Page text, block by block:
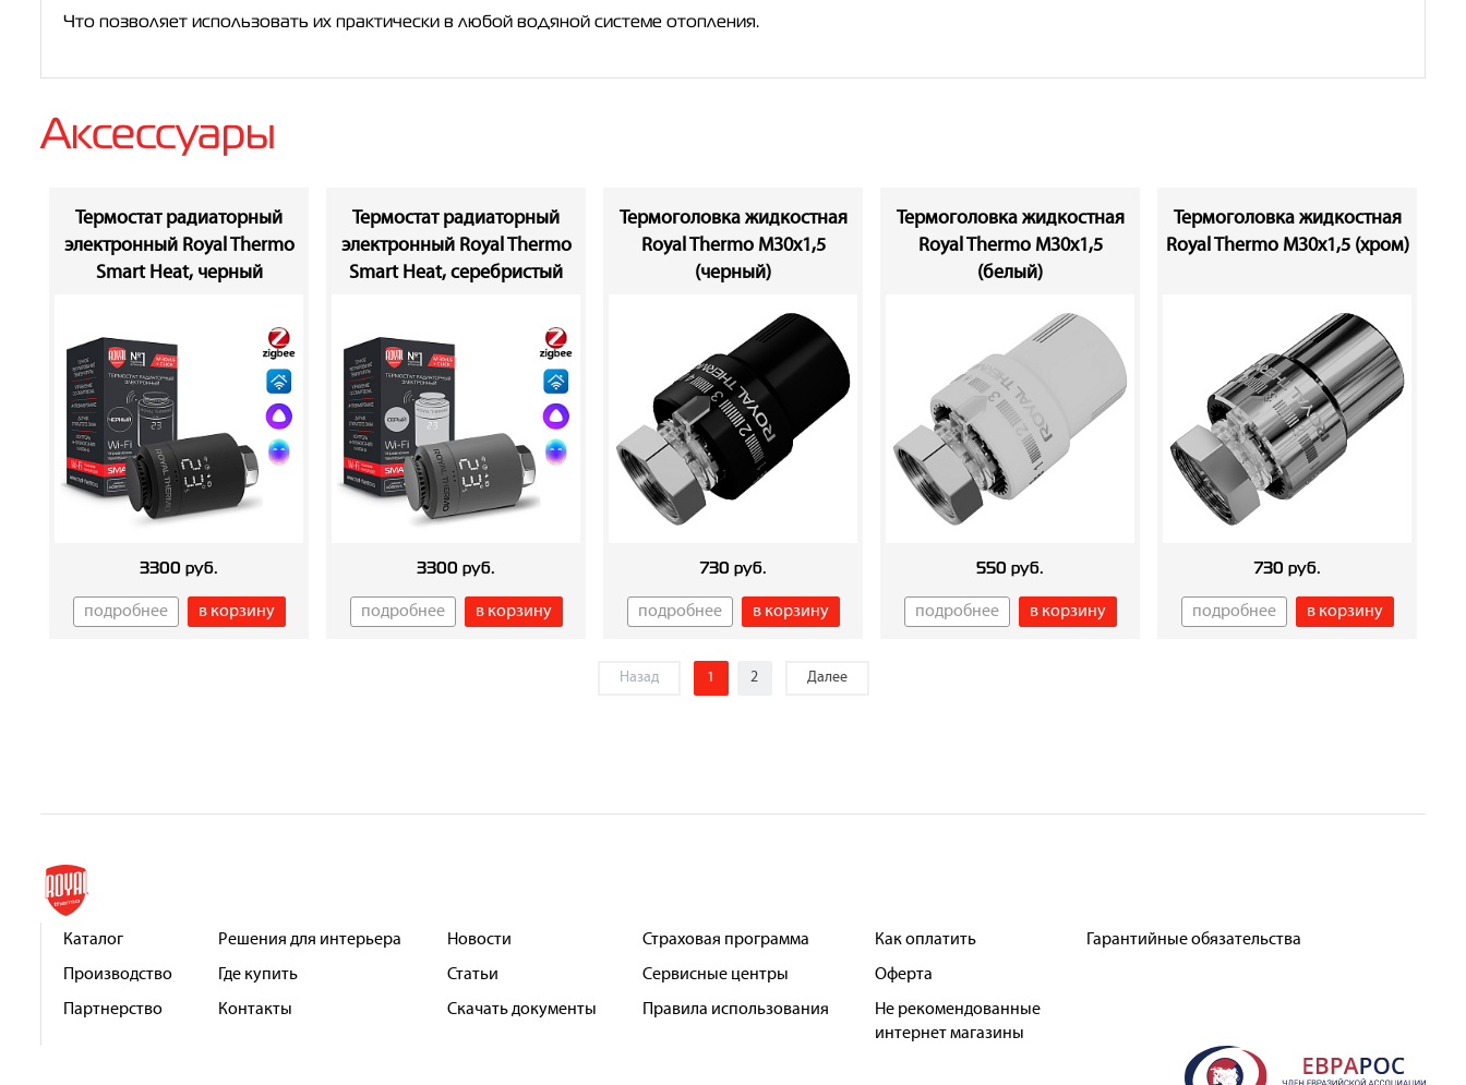
Что позволяет использовать их практически в любой водяной системе отопления.
Аксессуары
Термостат радиаторный
электронный Royal Thermo
Smart Heat, черный
3300 руб.
подробнее в корзину
Термостат радиаторный
электронный Royal Thermo
Smart Heat, серебристый
3300 руб.
подробнее в корзину
Термоголовка жидкостная
Royal Thermo М30х1,5
(черный)
730 руб.
подробнее в корзину
Термоголовка жидкостная
Royal Thermo М30х1,5
(белый)
550 руб.
подробнее в корзину
Термоголовка жидкостная
Royal Thermo М30х1,5 (хром)
730 руб.
подробнее в корзину
Назад 1 2 Далее
Каталог
Производство
Партнерство
Решения для интерьера
Где купить
Контакты
Новости
Статьи
Скачать документы
Страховая программа
Сервисные центры
Правила использования
Как оплатить
Оферта
Не рекомендованные
интернет магазины
Гарантийные обязательства